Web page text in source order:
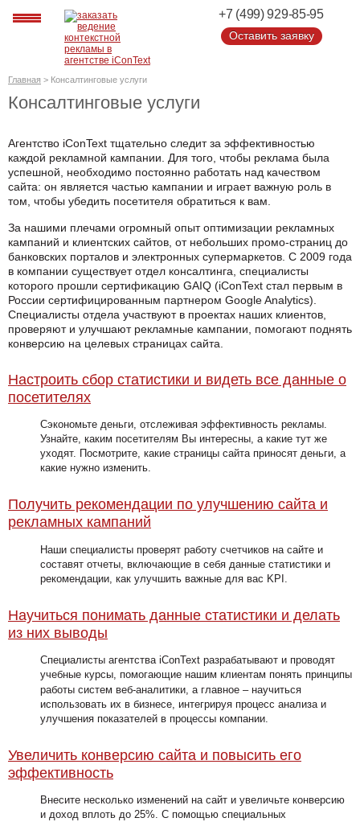
+7 (499) 929-85-95
Оставить заявку
Оставить заявку
Главная > Консалтинговые услуги
Консалтинговые услуги
Агентство iConText тщательно следит за эффективностью
каждой рекламной кампании. Для того, чтобы реклама была
успешной, необходимо постоянно работать над качеством
сайта: он является частью кампании и играет важную роль в
том, чтобы убедить посетителя обратиться к вам.
За нашими плечами огромный опыт оптимизации рекламных
кампаний и клиентских сайтов, от небольших промо-страниц до
банковских порталов и электронных супермаркетов. С 2009 года
в компании существует отдел консалтинга, специалисты
которого прошли сертификацию GAIQ (iConText стал первым в
России сертифицированным партнером Google Analytics).
Специалисты отдела участвуют в проектах наших клиентов,
проверяют и улучшают рекламные кампании, помогают поднять
конверсию на целевых страницах сайта.
Настроить сбор статистики и видеть все данные о
посетителях
Сэкономьте деньги, отслеживая эффективность рекламы.
Узнайте, каким посетителям Вы интересны, а какие тут же
уходят. Посмотрите, какие страницы сайта приносят деньги, а
какие нужно изменить.
Получить рекомендации по улучшению сайта и
рекламных кампаний
Наши специалисты проверят работу счетчиков на сайте и
составят отчеты, включающие в себя данные статистики и
рекомендации, как улучшить важные для вас KPI.
Научиться понимать данные статистики и делать
из них выводы
Специалисты агентства iConText разрабатывают и проводят
учебные курсы, помогающие нашим клиентам понять принципы
работы систем веб-аналитики, а главное –научиться
использовать их в бизнесе, интегрируя процесс анализа и
улучшения показателей в процессы компании.
Увеличить конверсию сайта и повысить его
эффективность
Внесите несколько изменений на сайт и увеличьте конверсию
и доход вплоть до 25%. С помощью специальных